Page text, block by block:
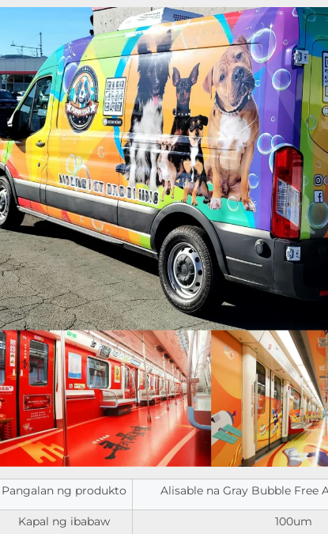
Pangalan ng produkto Alisable na Gray Bubble Free
Kapal ng ibabaw 100um